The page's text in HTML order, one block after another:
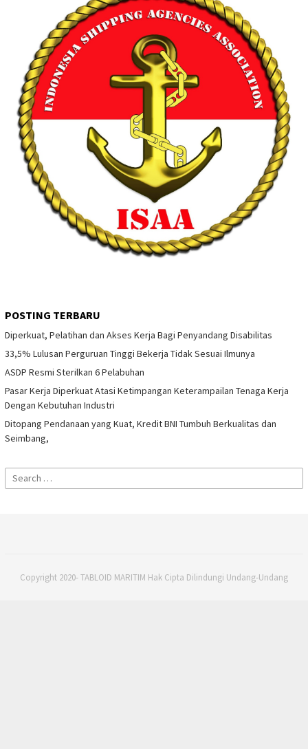
POSTING TERBARU
Diperkuat, Pelatihan dan Akses Kerja Bagi Penyandang Disabilitas
33,5% Lulusan Perguruan Tinggi Bekerja Tidak Sesuai Ilmunya
ASDP Resmi Sterilkan 6 Pelabuhan
Pasar Kerja Diperkuat Atasi Ketimpangan Keterampailan Tenaga Kerja
Dengan Kebutuhan Industri
Ditopang Pendanaan yang Kuat, Kredit BNI Tumbuh Berkualitas dan
Seimbang,
Search
for:
Copyright 2020- TABLOID MARITIM Hak Cipta Dilindungi Undang-Undang